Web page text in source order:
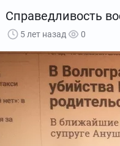
Справедливость
5 лет назад 0